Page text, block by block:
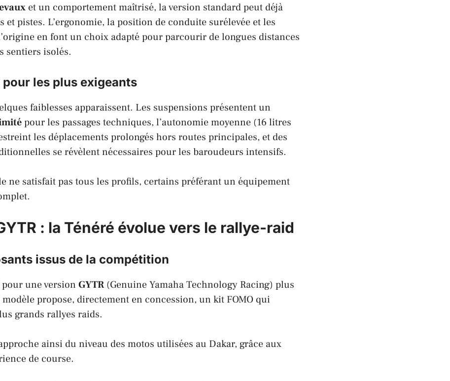
et un comportement maîtrisé, la version standard peut déjà
et pistes. L’ergonomie, la position de conduite surélevée et les
en font un choix adapté pour parcourir de longues distances
sentiers isolés.
pour les plus exigeants
faiblesses apparaissent. Les suspensions présentent un
pour les passages techniques, l’autonomie moyenne (16 litres
les déplacements prolongés hors routes principales, et des
se révèlent nécessaires pour les baroudeurs intensifs.
ne satisfait pas tous les profils, certains préférant un équipement
: la Ténéré évolue vers le rallye-raid
issus de la compétition
pour une version GYTR (Genuine Yamaha Technology Racing) plus
modèle propose, directement en concession, un kit FOMO qui
grands rallyes raids.
ainsi du niveau des motos utilisées au Dakar, grâce aux
de course.